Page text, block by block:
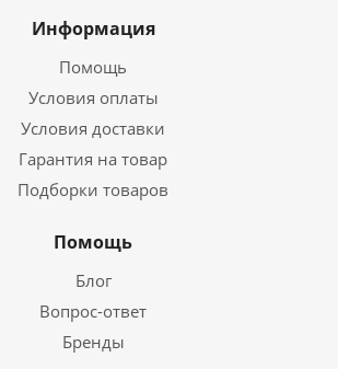
Информация
Помощь
Условия оплаты
Условия доставки
Гарантия на товар
Подборки товаров
Помощь
Блог
Вопрос-ответ
Бренды